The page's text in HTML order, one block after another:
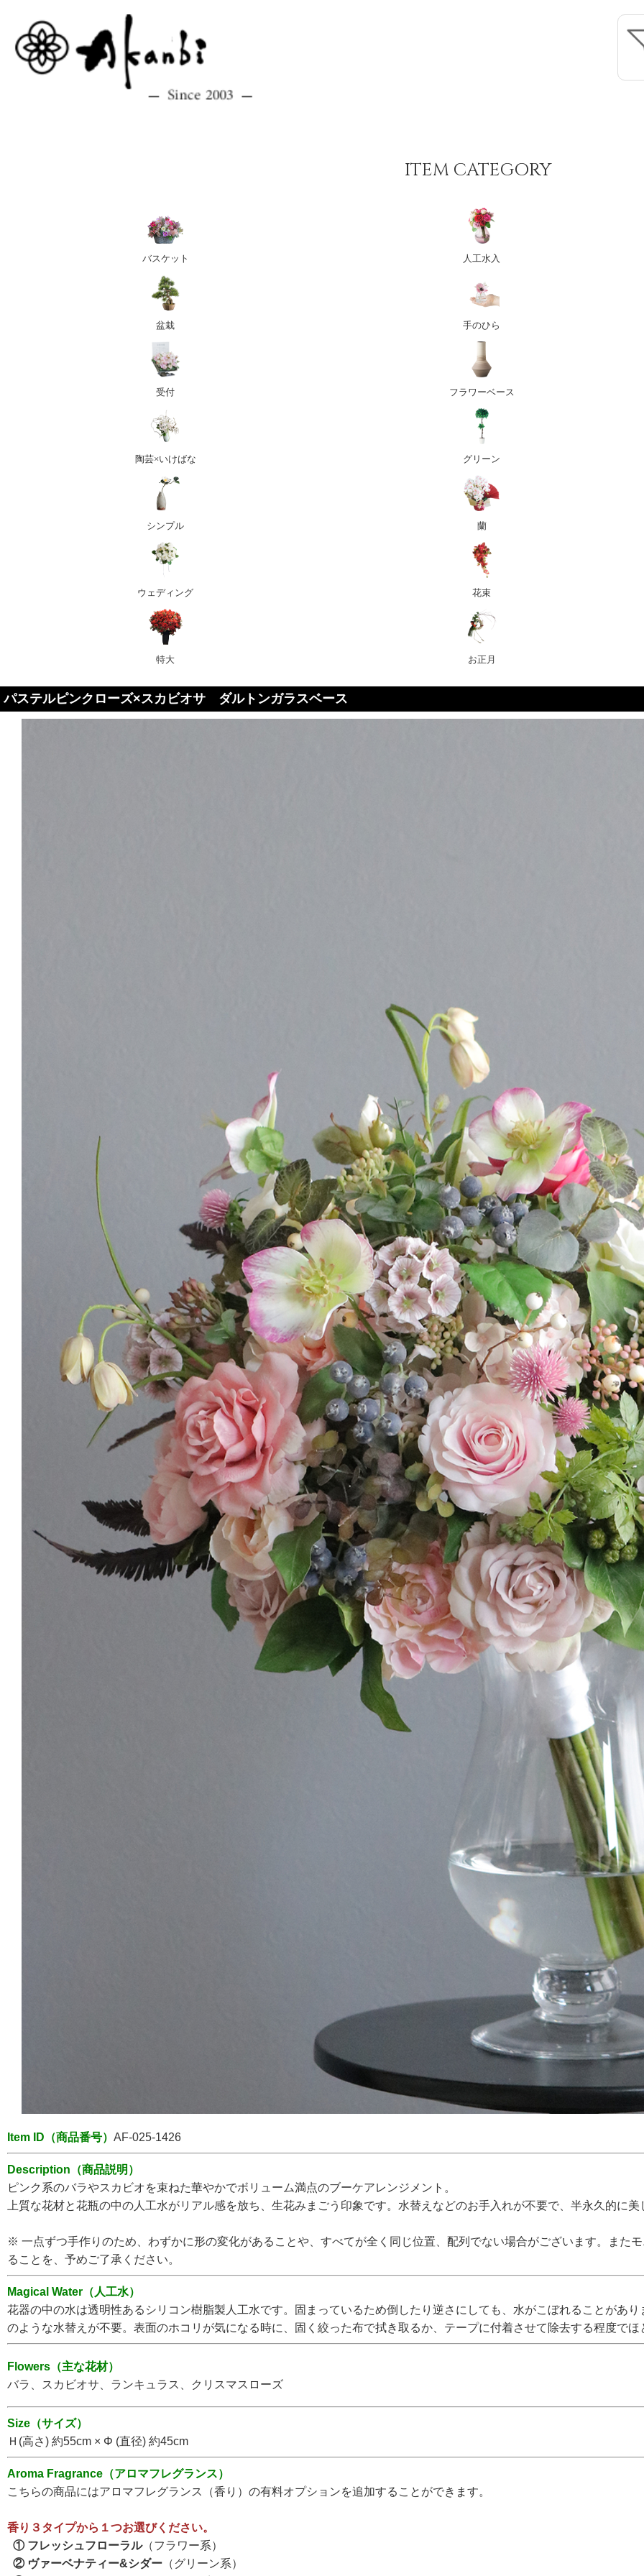
ITEM CATEGORY
バスケット 人工水入
盆栽 手のひら
受付 フラワーベース
陶芸×いけばな グリーン
シンプル 蘭
ウェディング 花束
特大 お正月
パステルピンクローズ×スカビオサ ダルトンガラスベース
Item ID（商品番号） AF-025-1426
Description（商品説明）
ピンク系のバラやスカビオを束ねた華やかでボリューム満点のブーケアレンジメント。
上質な花材と花瓶の中の人工水がリアル感を放ち、生花みまごう印象です。水替えなどのお手入れが不要で、半永久的に
※ 一点ずつ手作りのため、わずかに形の変化があることや、すべてが全く同じ位置、配列でない場合がございます。また
ることを、予めご了承ください。
Magical Water（人工水）
花器の中の水は透明性あるシリコン樹脂製人工水です。固まっているため倒したり逆さにしても、水がこぼれることがあ
のような水替えが不要。表面のホコリが気になる時に、固く絞った布で拭き取るか、テープに付着させて除去する程度で
Flowers（主な花材）
バラ、スカビオサ、ランキュラス、
クリスマスローズ
Size（サイズ）
Ｈ(高さ) 約55cm × Φ (直径) 約45cm
Aroma Fragrance（アロマフレグランス）
こちらの商品にはアロマフレグランス（香り）の有料オプションを追加することができます。
香り３タイプから１つお選びください。
① フレッシュフローラル（フラワー系）
② ヴァーベナティー&シダー （グリーン系）